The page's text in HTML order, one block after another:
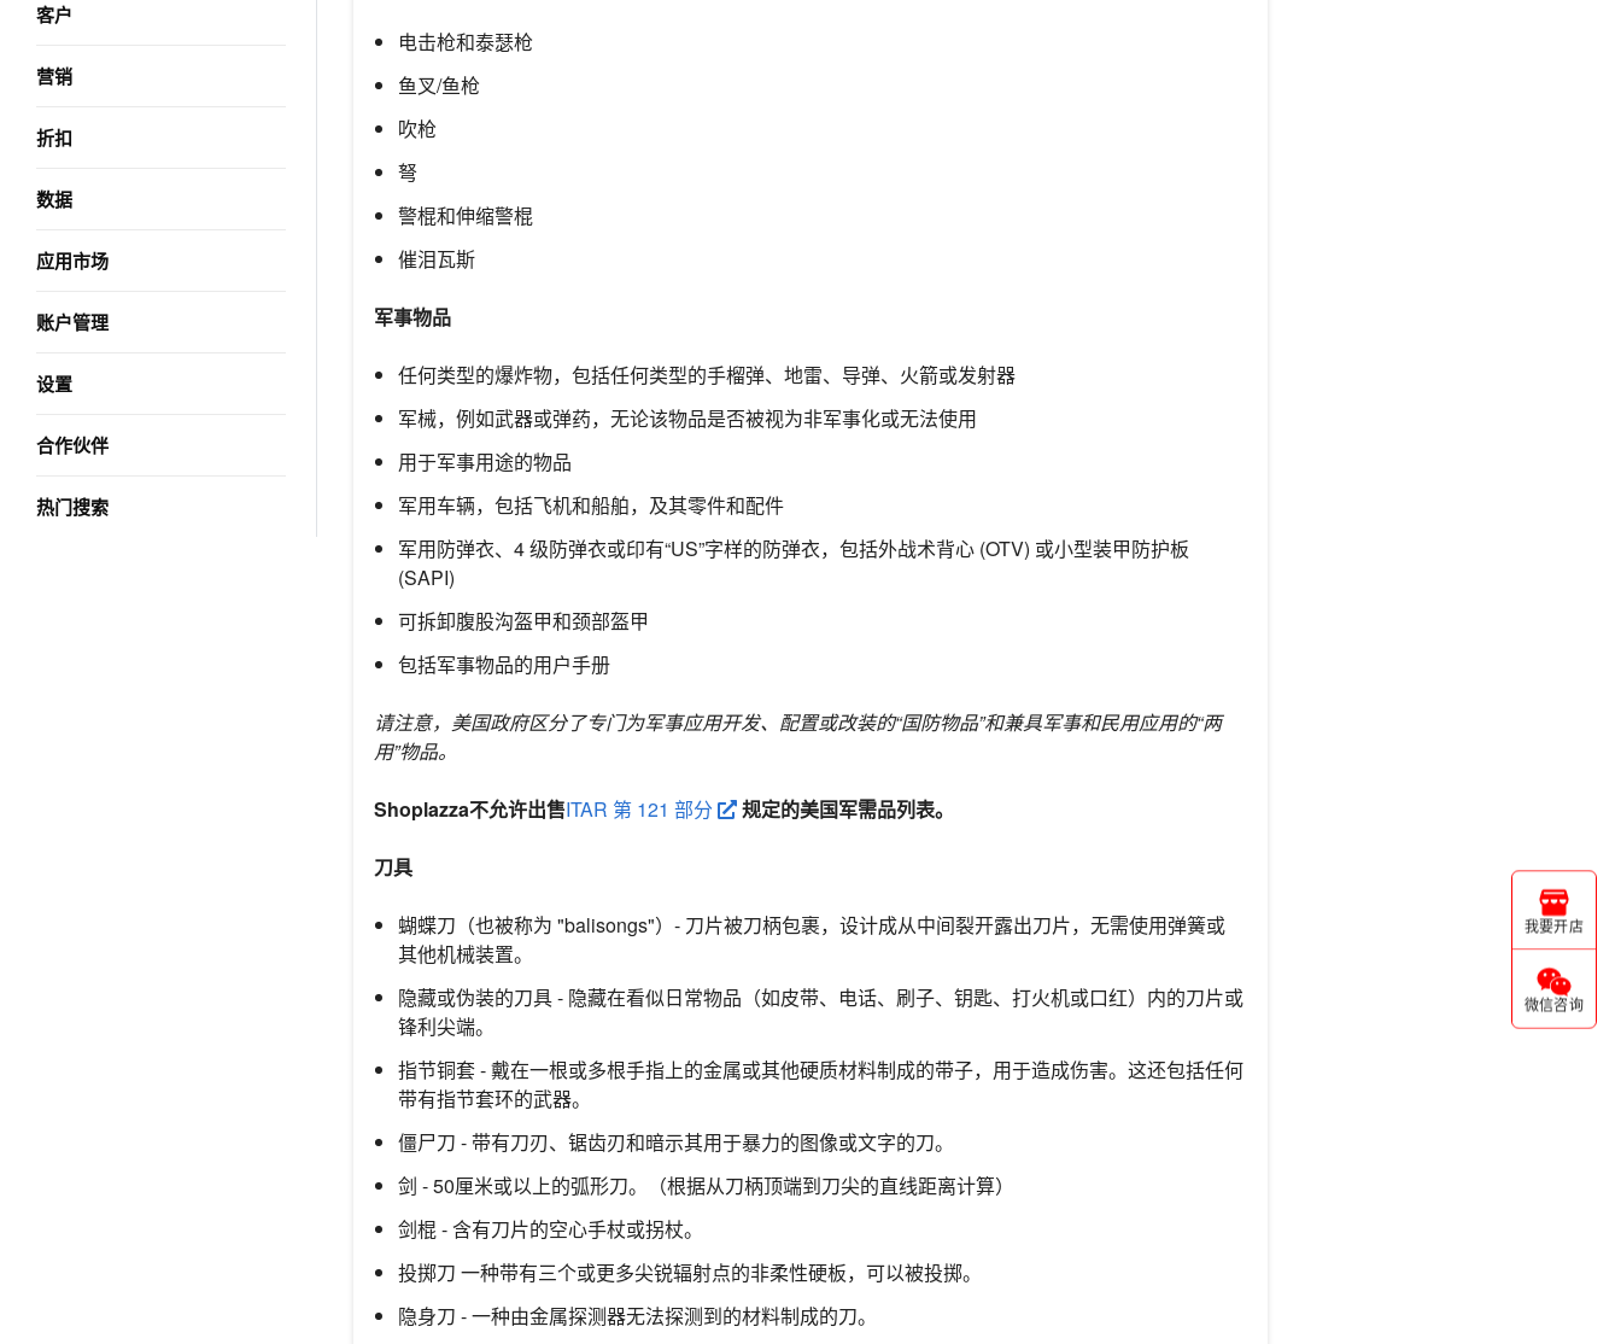
客户
营销
折扣
数据
应用市场
账户管理
设置
合作伙伴
热门搜索
电击枪和泰瑟枪
鱼叉/鱼枪
吹枪
弩
警棍和伸缩警棍
催泪瓦斯
军事物品
任何类型的爆炸物，包括任何类型的手榴弹、地雷、导弹、火箭或发射器
军械，例如武器或弹药，无论该物品是否被视为非军事化或无法使用
用于军事用途的物品
军用车辆，包括飞机和船舶，及其零件和配件
军用防弹衣、4 级防弹衣或印有“US”字样的防弹衣，包括外战术背心 (OTV) 或小型装甲防护板
(SAPI)
可拆卸腹股沟盔甲和颈部盔甲
包括军事物品的用户手册
请注意，美国政府区分了专门为军事应用开发、配置或改装的“国防物品”和兼具军事和民用应用的“两
用”物品。
Shoplazza不允许出售ITAR 第 121 部分 规定的美国军需品列表。
刀具
蝴蝶刀（也被称为 "balisongs"）- 刀片被刀柄包裹，设计成从中间裂开露出刀片，无需使用弹簧或
其他机械装置。
隐藏或伪装的刀具 - 隐藏在看似日常物品（如皮带、电话、刷子、钥匙、打火机或口红）内的刀片或
锋利尖端。
指节铜套 - 戴在一根或多根手指上的金属或其他硬质材料制成的带子，用于造成伤害。这还包括任何
带有指节套环的武器。
僵尸刀 - 带有刀刃、锯齿刃和暗示其用于暴力的图像或文字的刀。
剑 - 50厘米或以上的弧形刀。（根据从刀柄顶端到刀尖的直线距离计算）
剑棍 - 含有刀片的空心手杖或拐杖。
投掷刀 一种带有三个或更多尖锐辐射点的非柔性硬板，可以被投掷。
隐身刀 - 一种由金属探测器无法探测到的材料制成的刀。
我要开店
微信咨询